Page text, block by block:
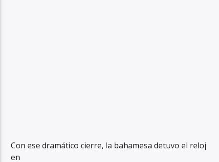
Con ese dramático cierre, la bahamesa detuvo el reloj
en